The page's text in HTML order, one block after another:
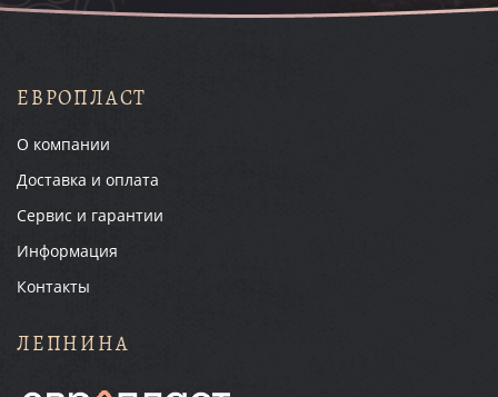
ЕВРОПЛАСТ
О компании
Доставка и оплата
Сервис и гарантии
Информация
Контакты
ЛЕПНИНА